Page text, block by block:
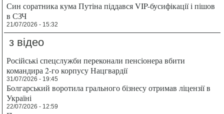
Син соратника кума Путіна піддався VIP-бусифікації і пішов
в СЗЧ
21/07/2026 - 15:32
з відео
Російські спецслужби переконали пенсіонера вбити
командира 2-го корпусу Нацгвардії
31/07/2026 - 19:45
Болгарський воротила грального бізнесу отримав ліцензії в
Україні
22/07/2026 - 12:59